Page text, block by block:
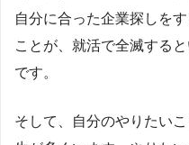
自分に合った企業探しを
ことが、就活で全滅する
です。
そして、自分のやりたい